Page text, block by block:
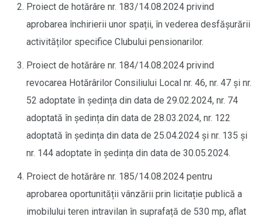
Proiect de hotărâre nr. 183/14.08.2024 privind
aprobarea închirierii unor spații, în vederea desfășurării
activităților specifice Clubului pensionarilor.
Proiect de hotărâre nr. 184/14.08.2024 privind
revocarea Hotărârilor Consiliului Local nr. 46, nr. 47 și nr.
52 adoptate în ședința din data de 29.02.2024, nr. 74
adoptată în ședința din data de 28.03.2024, nr. 122
adoptată în ședința din data de 25.04.2024 și nr. 135 și
nr. 144 adoptate în ședința din data de 30.05.2024.
Proiect de hotărâre nr. 185/14.08.2024 pentru
aprobarea oportunității vânzării prin licitație publică a
imobilului teren intravilan în suprafață de 530 mp, aflat